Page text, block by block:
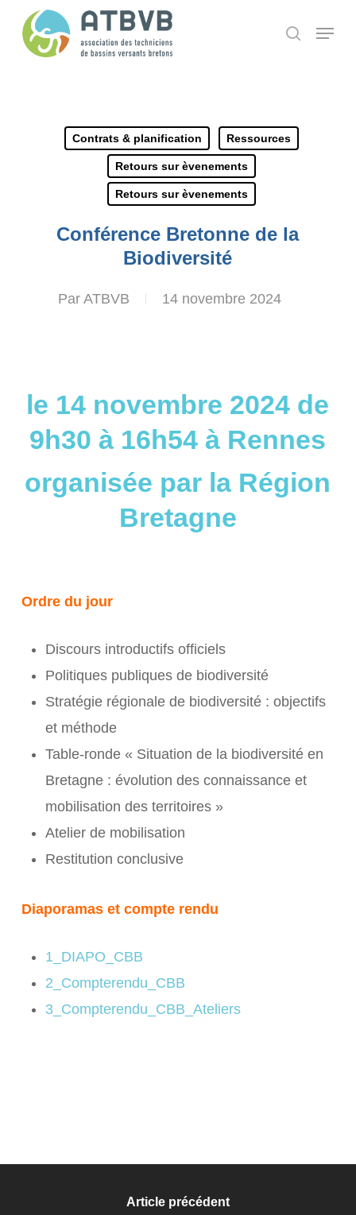
search
Menu
Contrats & planification Ressources
Retours sur èvenements
Retours sur èvenements
Conférence Bretonne de la
Biodiversité
Par ATBVB 14 novembre 2024
le 14 novembre 2024 de
9h30 à 16h54 à Rennes
organisée par la Région
Bretagne
Ordre du jour
Discours introductifs officiels
Politiques publiques de biodiversité
Stratégie régionale de biodiversité : objectifs
et méthode
Table-ronde « Situation de la biodiversité en
Bretagne : évolution des connaissance et
mobilisation des territoires »
Atelier de mobilisation
Restitution conclusive
Diaporamas et compte rendu
1_DIAPO_CBB
2_Compterendu_CBB
3_Compterendu_CBB_Ateliers
Article précédent
Panneau de gestion des cookies